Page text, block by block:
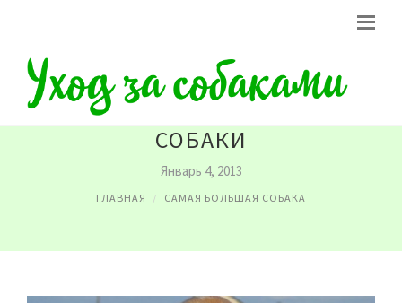
ПОРОДА САМОЙ БОЛЬШОЙ
СОБАКИ
Январь 4, 2013
ГЛАВНАЯ САМАЯ БОЛЬШАЯ СОБАКА